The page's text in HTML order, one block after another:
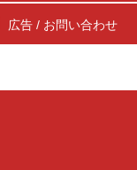
広告 / お問い合わせ